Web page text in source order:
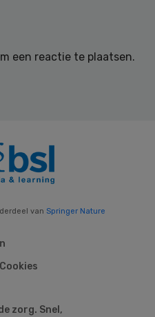
een reactie te plaatsen.
van Springer Nature
Cookies
zorg. Snel,